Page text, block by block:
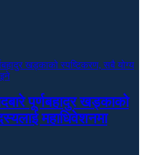
पूर्णबहादुर खड्काको
महाधिवेशनमा